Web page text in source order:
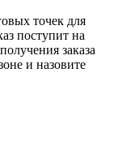
точек для
поступит на
заказа
и назовите